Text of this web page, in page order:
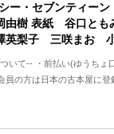
日かかる場合は 祭日明け
発送前にお知らせ致します
できます。 --保管期間に
管しています。 5日間内、
過ぎましても手続き頂け
解/ご了承のうえ、 購入ご
て-- ・レターパックライ
+ポスト投函 ・レターパ
便 送料は地方により変わ
あり) ※曜日・時間指定ご
営業所留め置き可能です。
3日以内で発送致します。
・セブンティー
樹 表紙 谷口と
梨子 三咲まお
津しのぶ 大村り
いて-- ・前払い(ゆうちょ
員の方は日本の古本屋に登
来ないと思います。 非会
または「代金引換」でご利
すので痛み (傷/汚れ/折れ